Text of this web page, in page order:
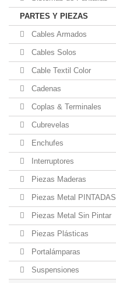
PARTES Y PIEZAS
Cables Armados
Cables Solos
Cable Textil Color
Cadenas
Coplas & Terminales
Cubrevelas
Enchufes
Interruptores
Piezas Maderas
Piezas Metal PINTADAS
Piezas Metal Sin Pintar
Piezas Plásticas
Portalámparas
Suspensiones